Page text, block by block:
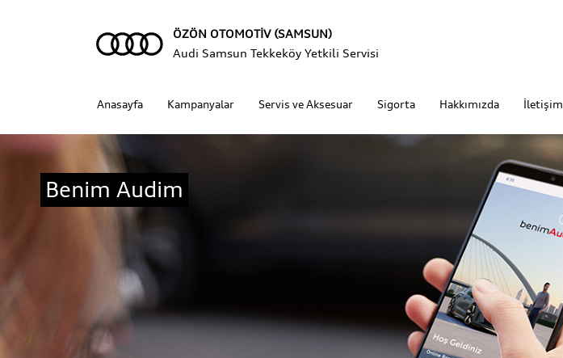
ÖZÖN OTOMOTİV (SAMSUN)
Audi Samsun Tekkeköy Yetkili Servisi
Anasayfa Kampanyalar Servis ve Aksesuar Sigorta Hakkımızda İletişim
Benim Audim